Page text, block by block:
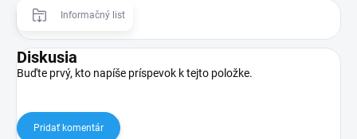
Informačný list
Diskusia
Buďte prvý, kto napíše príspevok k tejto položke.
Pridať komentár